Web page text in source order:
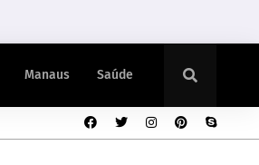
Manaus Saúde